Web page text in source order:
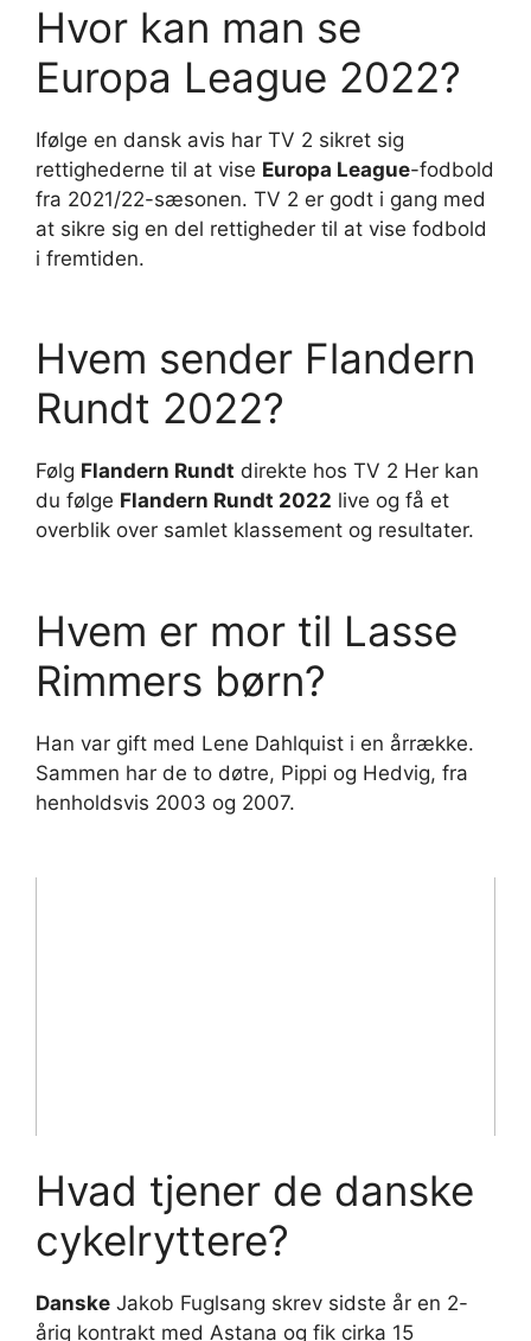
Hvor kan man se
Europa League 2022?
Ifølge en dansk avis har TV 2 sikret sig
rettighederne til at vise Europa League-fodbold
fra 2021/22-sæsonen. TV 2 er godt i gang med
at sikre sig en del rettigheder til at vise fodbold
i fremtiden.
Hvem sender Flandern
Rundt 2022?
Følg Flandern Rundt direkte hos TV 2 Her kan
du følge Flandern Rundt 2022 live og få et
overblik over samlet klassement og resultater.
Hvem er mor til Lasse
Rimmers børn?
Han var gift med Lene Dahlquist i en årrække.
Sammen har de to døtre, Pippi og Hedvig, fra
henholdsvis 2003 og 2007.
Hvad tjener de danske
cykelryttere?
Danske Jakob Fuglsang skrev sidste år en 2-
årig kontrakt med Astana og fik cirka 15